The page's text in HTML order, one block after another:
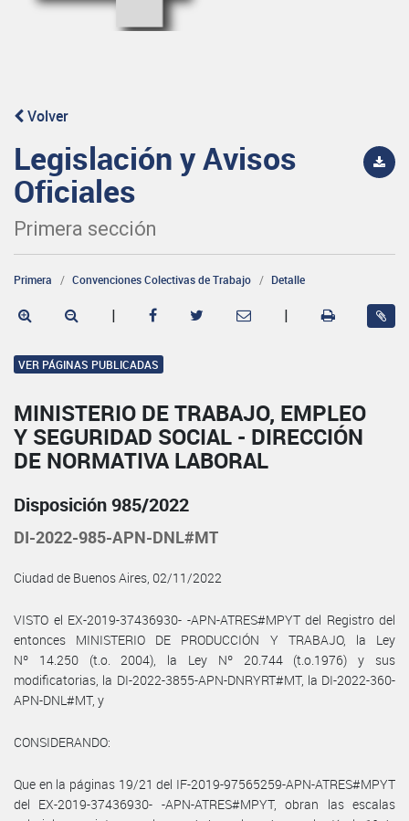
Volver
Legislación y Avisos
Oficiales
Primera sección
Primera Convenciones Colectivas de Trabajo Detalle
| |
VER PÁGINAS PUBLICADAS
MINISTERIO DE TRABAJO, EMPLEO
Y SEGURIDAD SOCIAL - DIRECCIÓN
DE NORMATIVA LABORAL
Disposición 985/2022
DI-2022-985-APN-DNL#MT
Ciudad de Buenos Aires, 02/11/2022
VISTO el EX-2019-37436930- -APN-ATRES#MPYT del Registro del
entonces MINISTERIO DE PRODUCCIÓN Y TRABAJO, la Ley
Nº 14.250 (t.o. 2004), la Ley Nº 20.744 (t.o.1976) y sus
modificatorias, la DI-2022-3855-APN-DNRYRT#MT, la DI-2022-360-
APN-DNL#MT, y
CONSIDERANDO:
Que en la páginas 19/21 del IF-2019-97565259-APN-ATRES#MPYT
del EX-2019-37436930- -APN-ATRES#MPYT, obran las escalas